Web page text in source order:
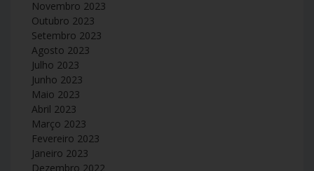
Novembro 2023
Outubro 2023
Setembro 2023
Agosto 2023
Julho 2023
Junho 2023
Maio 2023
Abril 2023
Março 2023
Fevereiro 2023
Janeiro 2023
Dezembro 2022